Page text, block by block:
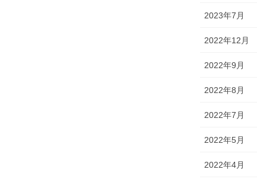
2023年7月
2022年12月
2022年9月
2022年8月
2022年7月
2022年5月
2022年4月